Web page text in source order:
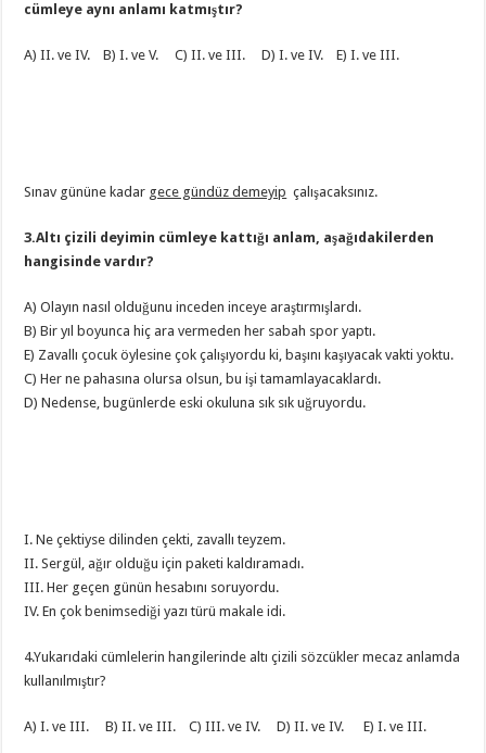
cümleye aynı anlamı katmıştır?
A) II. ve IV. B) I. ve V. C) II. ve III. D) I. ve IV. E) I. ve III.
Sınav gününe kadar gece gündüz demeyip çalışacaksınız.
3.Altı çizili deyimin cümleye kattığı anlam, aşağıdakilerden
hangisinde vardır?
A) Olayın nasıl olduğunu inceden inceye araştırmışlardı.
B) Bir yıl boyunca hiç ara vermeden her sabah spor yaptı.
E) Zavallı çocuk öylesine çok çalışıyordu ki, başını kaşıyacak vakti yoktu.
C) Her ne pahasına olursa olsun, bu işi tamamlayacaklardı.
D) Nedense, bugünlerde eski okuluna sık sık uğruyordu.
I. Ne çektiyse dilinden çekti, zavallı teyzem.
II. Sergül, ağır olduğu için paketi kaldıramadı.
III. Her geçen günün hesabını soruyordu.
IV. En çok benimsediği yazı türü makale idi.
4.Yukarıdaki cümlelerin hangilerinde altı çizili sözcükler mecaz anlamda
kullanılmıştır?
A) I. ve III. B) II. ve III. C) III. ve IV. D) II. ve IV. E) I. ve III.